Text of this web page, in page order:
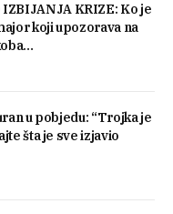
IZBIJANJA KRIZE: Ko je
koji upozorava na
u pobjedu: “Trojka je
šta je sve izjavio